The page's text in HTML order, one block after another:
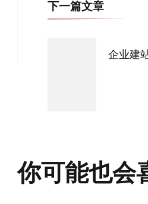
下一篇文章
企业建
你可能也会